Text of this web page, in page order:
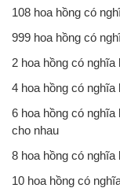
108 hoa hồng có
999 hoa hồng có
2 hoa hồng có
4 hoa hồng có
6 hoa hồng có
cho nhau
8 hoa hồng có
10 hoa hồng có